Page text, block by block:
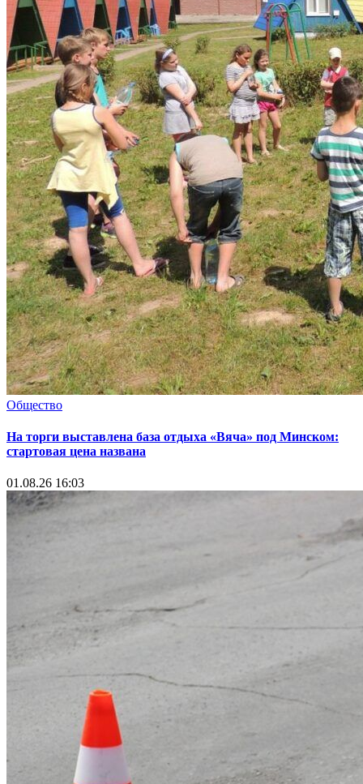
Общество
На торги выставлена база отдыха «Вяча» под Минском:
стартовая цена названа
01.08.26 16:03